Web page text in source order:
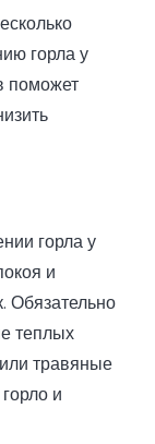
горла у
поможет
горла у
и
Обязательно
теплых
травяные
и